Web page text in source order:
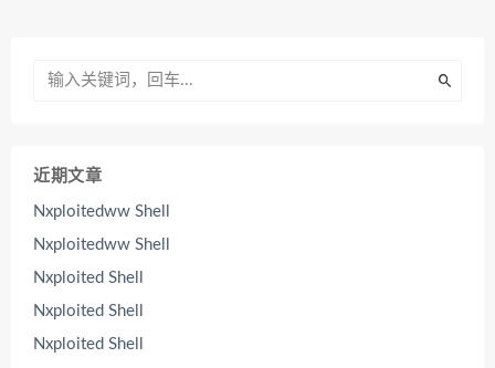
近期文章
Nxploitedww Shell
Nxploitedww Shell
Nxploited Shell
Nxploited Shell
Nxploited Shell